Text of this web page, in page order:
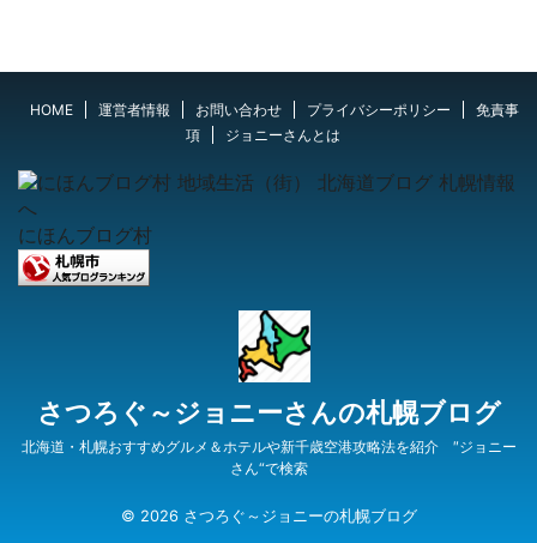
HOME 運営者情報 お問い合わせ プライバシーポリシー
免責事
項
ジョニーさんとは
にほんブログ村
さつろぐ～ジョニーさんの札幌ブログ
北海道・札幌おすすめグルメ＆ホテルや新千歳空港攻略法を紹介 ″ジョニー
さん“で検索
© 2026 さつろぐ～ジョニーの札幌ブログ